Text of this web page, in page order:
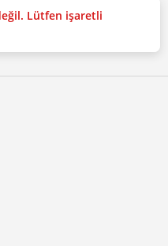
Lütfen işaretli